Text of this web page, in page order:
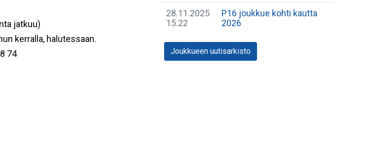
jatkuu)
kerralla, halutessaan.
74
28.11.2025
15.22
P16 joukkue kohti kautta
2026
Joukkueen uutisarkisto